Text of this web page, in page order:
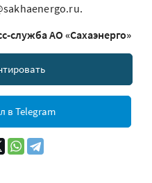
служба АО «Сахаэнерго»
в Telegram